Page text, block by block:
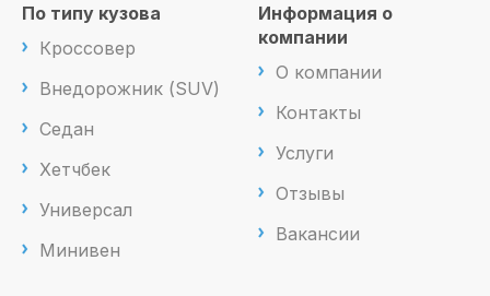
По типу кузова
Кроссовер
Внедорожник (SUV)
Седан
Хетчбек
Универсал
Минивен
Информация о
компании
О компании
Контакты
Услуги
Отзывы
Вакансии